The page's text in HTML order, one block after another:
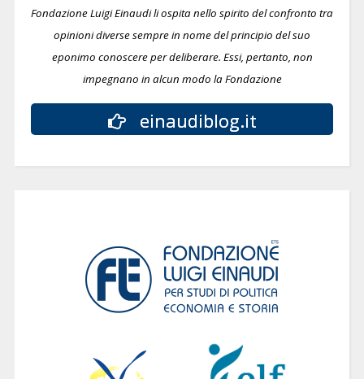
Fondazione Luigi Einaudi li ospita nello spirito del confronto tra
opinioni diverse sempre in nome del principio del suo
eponimo conoscere per deliberare. Essi, pertanto, non
impegnano in alcun modo la Fondazione
einaudiblog.it